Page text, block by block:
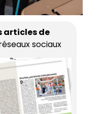
articles de
sociaux